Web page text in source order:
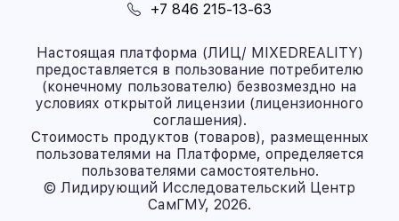
+7 846 215-13-63
Настоящая платформа (ЛИЦ/ MIXEDREALITY)
предоставляется в пользование потребителю
(конечному пользователю) безвозмездно на
условиях открытой лицензии (лицензионного
соглашения).
Стоимость продуктов (товаров), размещенных
пользователями на Платформе, определяется
пользователями самостоятельно.
© Лидирующий Исследовательский Центр
СамГМУ, 2026.